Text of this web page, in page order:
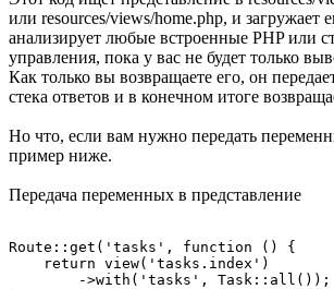
или resources/views/home.php, и загружает
анализирует любые встроенные PHP или
управления, пока у вас не будет только
Как только вы возвращаете его, он
стека ответов и в конечном итоге
Но что, если вам нужно передать
пример ниже.
Передача переменных в представление
Route::get('tasks', function () {
    return view('tasks.index')
        ->with('tasks', Task::all());